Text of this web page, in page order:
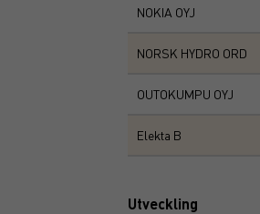
NOKIA OYJ
NORSK HYDRO ORD
OUTOKUMPU OYJ
Elekta B
Utveckling